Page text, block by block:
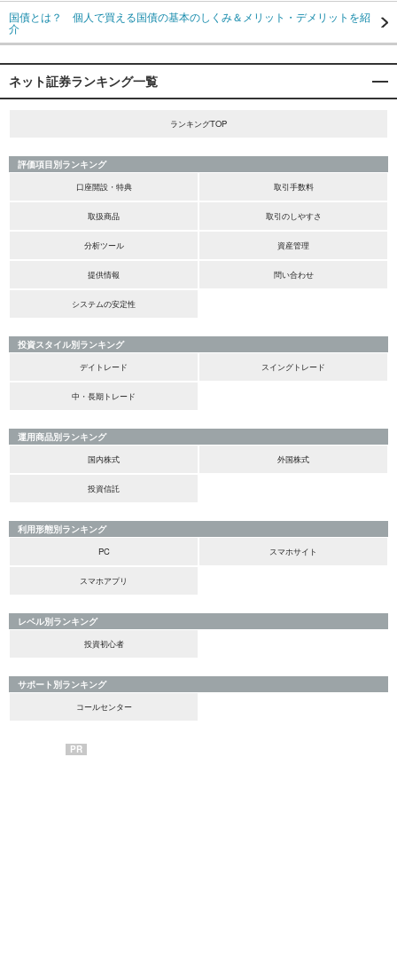
国債とは？ 個人で買える国債の基本のしくみ＆メリット・デメリットを紹
介
ネット証券ランキング一覧
ランキングTOP
評価項目別ランキング
口座開設・特典
取引手数料
取扱商品 取引のしやすさ
分析ツール 資産管理
提供情報 問い合わせ
システムの安定性
投資スタイル別ランキング
デイトレード
スイングトレード
中・長期トレード
運用商品別ランキング
国内株式
外国株式
投資信託
利用形態別ランキング
PC
スマホサイト
スマホアプリ
レベル別ランキング
投資初心者
サポート別ランキング
コールセンター
PR